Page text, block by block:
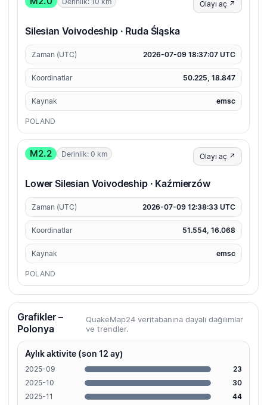
Olayı aç ↗
Silesian Voivodeship · Ruda Śląska
Zaman (UTC) 2026-07-09 18:37:07 UTC
Koordinatlar 50.225, 18.847
Kaynak emsc
POLAND
M2.2 Derinlik: 0 km Olayı aç ↗
Lower Silesian Voivodeship · Kaźmierzów
Zaman (UTC) 2026-07-09 12:38:33 UTC
Koordinatlar 51.554, 16.068
Kaynak emsc
POLAND
Grafikler –
Polonya
QuakeMap24 veritabanına dayalı dağılımlar
ve trendler.
Aylık aktivite (son 12 ay)
2025-09
23
2025-10
30
2025-11
44